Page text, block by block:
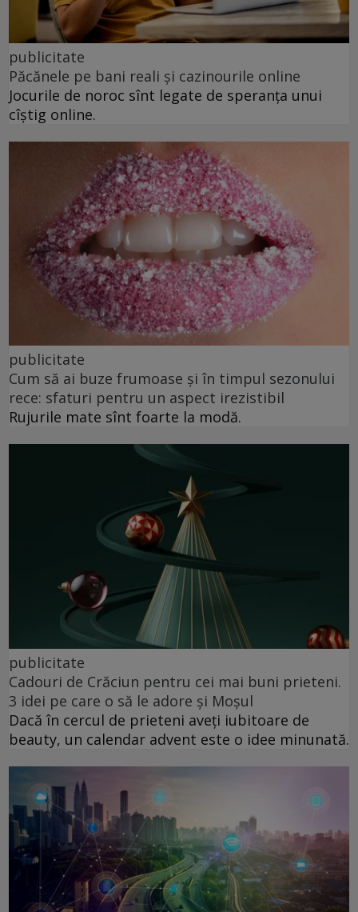
publicitate
Păcănele pe bani reali și cazinourile online
Jocurile de noroc sînt legate de speranța unui
cîștig online.
publicitate
Cum să ai buze frumoase şi în timpul sezonului
rece: sfaturi pentru un aspect irezistibil
Rujurile mate sînt foarte la modă.
publicitate
Cadouri de Crăciun pentru cei mai buni prieteni.
3 idei pe care o să le adore și Moșul
Dacă în cercul de prieteni aveți iubitoare de
beauty, un calendar advent este o idee minunată.